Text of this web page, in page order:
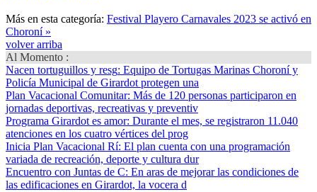
Más en esta categoría: Festival Playero Carnavales 2023 se activó en
Choroní »
volver arriba
Al Momento :
Nacen tortuguillos y resg: Equipo de Tortugas Marinas Choroní y
Policía Municipal de Girardot protegen una
Plan Vacacional Comunitar: Más de 120 personas participaron en
jornadas deportivas, recreativas y preventiv
Programa Girardot es amor: Durante el mes, se registraron 11.040
atenciones en los cuatro vértices del prog
Inicia Plan Vacacional Rí: El plan cuenta con una programación
variada de recreación, deporte y cultura dur
Encuentro con Juntas de C: En aras de mejorar las condiciones de
las edificaciones en Girardot, la vocera d